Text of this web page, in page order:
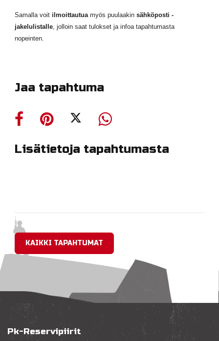
Samalla voit ilmoittautua myös puulaakin sähköposti -
jakelulistalle, jolloin saat tulokset ja infoa tapahtumasta
nopeinten.
Jaa tapahtuma
Lisätietoja tapahtumasta
KAIKKI TAPAHTUMAT
Pk-Reservipiirit